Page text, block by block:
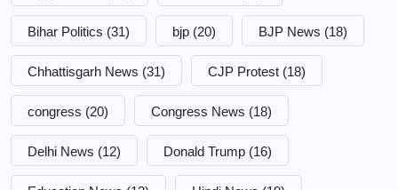
Bihar Politics (31) bjp (20) BJP News (18)
Chhattisgarh News (31) CJP Protest (18)
congress (20) Congress News (18)
Delhi News (12) Donald Trump (16)